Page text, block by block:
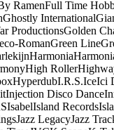
RamenFull Time
Ghostly International
ProductionsGolden
RomanGreen Line
Harmonia
High Roller
HyperdubI.R.S.IceIci
Injection Disco Dance
IsabelIsland Records
Jazz LegacyJazz